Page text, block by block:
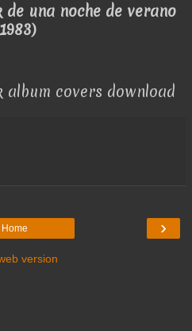
de una noche de verano
covers download
›
Home
version